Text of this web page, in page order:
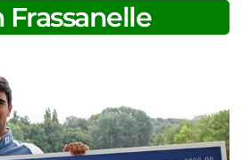
Frassanelle